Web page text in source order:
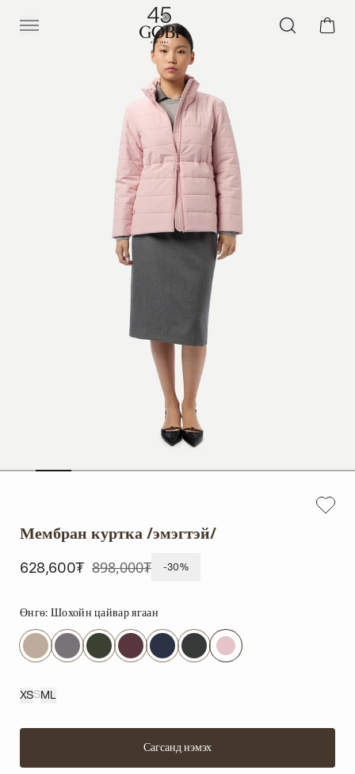
Мембран куртка /эмэгтэй/
628,600₮ 898,000₮ -30%
Өнгө: Шохойн цайвар ягаан
XSSM L
Сагсанд нэмэх